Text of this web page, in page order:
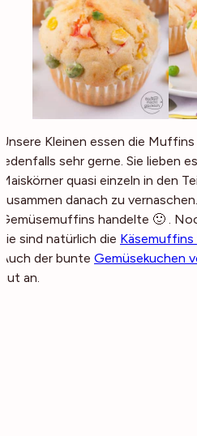
Unsere Kleinen essen die
jedenfalls sehr gerne. Sie lieben
Maiskörner quasi einzeln in den
zusammen danach zu
Gemüsemuffins handelte 🙂 .
sie sind natürlich die Käsemuffins
Auch der bunte Gemüsekuchen
gut an.